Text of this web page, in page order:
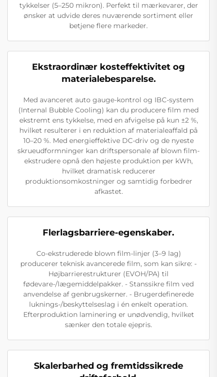
tykkelser (5–250 mikron). Perfekt til mærkevarer, der
ønsker at udvide deres nuværende sortiment eller
betjene flere markeder.
Ekstraordinær kosteffektivitet og
materialebesparelse.
Med avanceret auto gauge-kontrol og IBC-system
(Internal Bubble Cooling) kan du producere film med
ekstremt ens tykkelse, med en afvigelse på kun ±2 %,
hvilket resulterer i en reduktion af materialeaffald på
10–20 %. Med energieffektive DC-driv og de nyeste
skrueudformninger kan driftspersonale af blown film-
ekstrudere opnå den højeste produktion per kWh,
hvilket dramatisk reducerer
produktionsomkostninger og samtidig forbedrer
afkastet.
Flerlagsbarriere-egenskaber.
Co-ekstruderede blown film-linjer (3–9 lag)
producerer teknisk avancerede film, som kan sikre: -
Højbarrierestrukturer (EVOH/PA) til
fødevare-/lægemiddelpakker. - Stanssikre film ved
anvendelse af genbrugskerner. - Brugerdefinerede
luknings-/beskyttelseslag i én enkelt operation.
Efterproduktion laminering er unødvendig, hvilket
sænker den totale ejepris.
Skalerbarhed og fremtidssikrede